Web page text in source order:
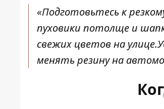
«Подготовьтесь к
пуховики потолще и
свежих цветов на
менять резину на